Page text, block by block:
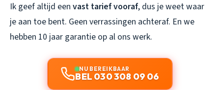
Ik geef altijd een vast tarief vooraf, dus je weet waar
je aan toe bent. Geen verrassingen achteraf. En we
hebben 10 jaar garantie op al ons werk.
NU BEREIKBAAR
BEL 030 308 09 06